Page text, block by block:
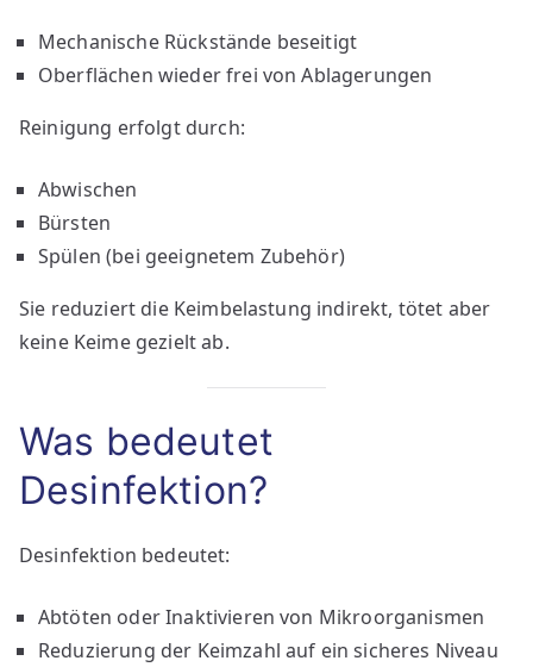
Mechanische Rückstände beseitigt
Oberflächen wieder frei von Ablagerungen
Reinigung erfolgt durch:
Abwischen
Bürsten
Spülen (bei geeignetem Zubehör)
Sie reduziert die Keimbelastung indirekt, tötet aber
keine Keime gezielt ab.
Was bedeutet
Desinfektion?
Desinfektion bedeutet:
Abtöten oder Inaktivieren von Mikroorganismen
Reduzierung der Keimzahl auf ein sicheres Niveau